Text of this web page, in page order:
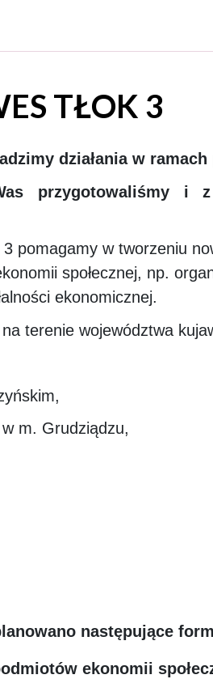
TŁOK 3
działania w
przygotowaliśmy i
pomagamy w tworzeniu
społecznej, np.
ekonomicznej.
terenie województwa
m. Grudziądzu,
następujące
ekonomii